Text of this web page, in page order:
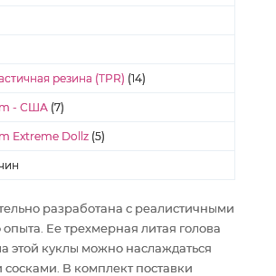
резина (TPR) (14)
- США (7)
Extreme Dollz (5)
разработана с реалистичными
Ее трехмерная литая голова
куклы можно наслаждаться
В комплект поставки